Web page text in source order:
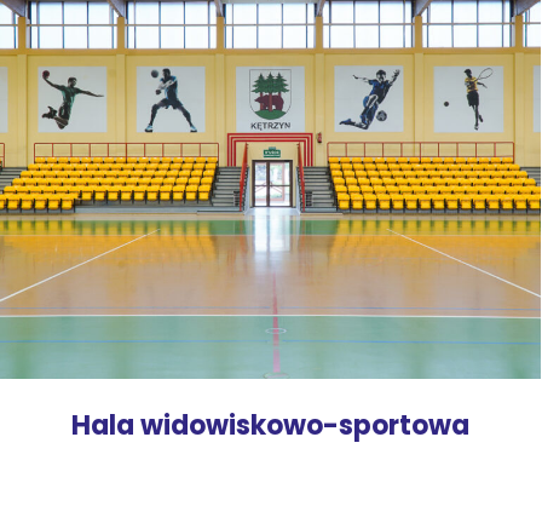
Hala widowiskowo-sportowa